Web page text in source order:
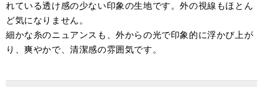
れている透け感の少ない印象の生地です。外の視線もほとん
ど気になりません。
細かな糸のニュアンスも、外からの光で印象的に浮かび上が
り、爽やかで、清潔感の雰囲気です。